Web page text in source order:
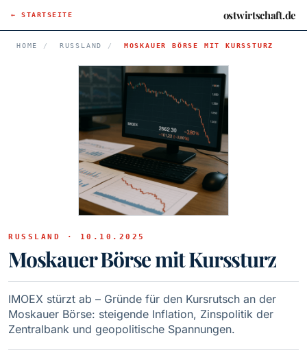
← STARTSEITE ostwirtschaft.de
HOME / RUSSLAND / MOSKAUER BÖRSE MIT KURSSTURZ
RUSSLAND · 10.10.2025
Moskauer Börse mit Kurssturz
IMOEX stürzt ab – Gründe für den Kursrutsch an der
Moskauer Börse: steigende Inflation, Zinspolitik der
Zentralbank und geopolitische Spannungen.